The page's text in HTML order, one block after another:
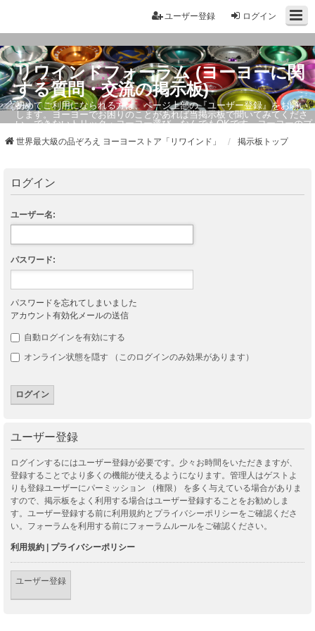
ログイン
ユーザー登録
リワインドフォーラム (ヨーヨーに関
する質問・交流の掲示板)
初めてご利用になられる方は、ページ上部の『ユーザー登録』をお願い
します。ヨーヨーでお困りのことがあれば当掲示板で聞いてみてくださ
い。できないトリック・ヨーヨー選び、なんでもOKです。ヨーヨーのプ
世界最大級の品ぞろえ ヨーヨーストア「リワインド」 掲示板トップ
ログイン
ユーザー名:
パスワード:
パスワードを忘れてしまいました
アカウント有効化メールの送信
自動ログインを有効にする
オンライン状態を隠す （このログインのみ効果があります）
ユーザー登録
ログインするにはユーザー登録が必要です。少々お時間をいただきますが、
登録することでより多くの機能が使えるようになります。管理人はゲストよ
りも登録ユーザーにパーミッション （権限） を多く与えている場合がありま
すので、掲示板をよく利用する場合はユーザー登録することをお勧めしま
す。ユーザー登録する前に利用規約とプライバシーポリシーをご確認くださ
い。フォーラムを利用する前にフォーラムルールをご確認ください。
利用規約 | プライバシーポリシー
ユーザー登録